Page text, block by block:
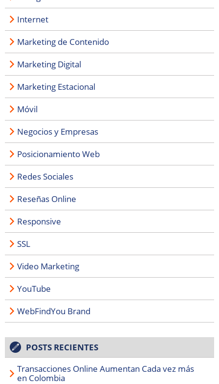
Internet
Marketing de Contenido
Marketing Digital
Marketing Estacional
Móvil
Negocios y Empresas
Posicionamiento Web
Redes Sociales
Reseñas Online
Responsive
SSL
Video Marketing
YouTube
WebFindYou Brand
POSTS RECIENTES
Transacciones Online Aumentan Cada vez más
en Colombia